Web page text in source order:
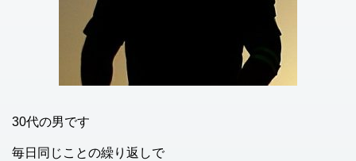
30代の男です
毎日同じことの繰り返しで